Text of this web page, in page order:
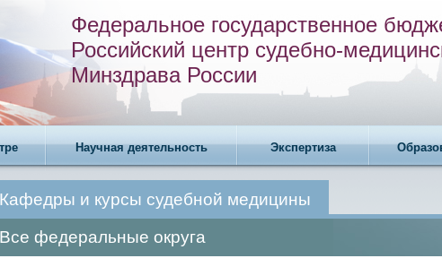
Федеральное государственное
Российский центр судебно-
Минздрава России
Научная деятельность Экспертиза
Кафедры и курсы судебной медицины
Все федеральные округа